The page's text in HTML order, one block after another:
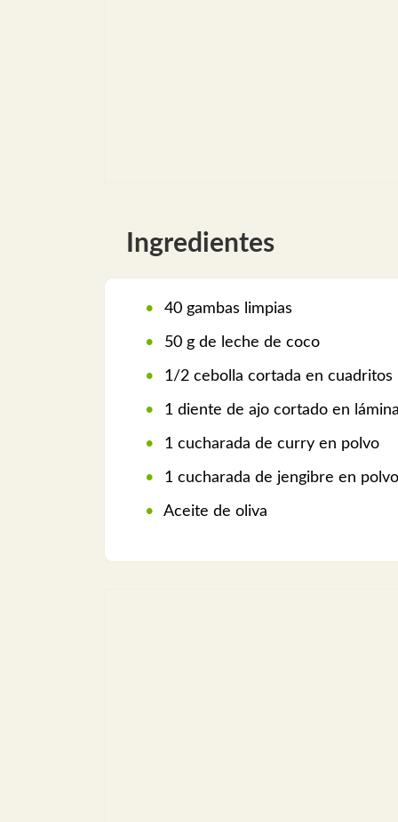
Ingredientes
40 gambas limpias
50 g de leche de coco
1/2 cebolla cortada en cuadritos
1 diente de ajo cortado en
1 cucharada de curry en polvo
1 cucharada de jengibre en polvo
Aceite de oliva